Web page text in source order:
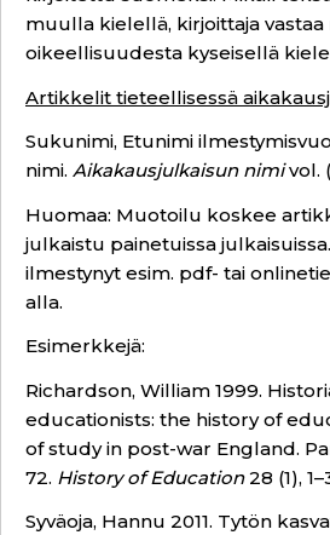
muulla kielellä, kirjoittaja
oikeellisuudesta kyseisellä
Artikkelit tieteellisessä
Sukunimi, Etunimi
nimi. Aikakausjulkaisun nimivol.
Huomaa: Muotoilu koskee
julkaistu painetuissa
ilmestynyt esim. pdf- tai
alla.
Esimerkkejä:
Richardson, William 1999.
educationists: the history of
of study in post-war England.
72. History of Education28 (1),
Syväoja, Hannu 2011. Tytön